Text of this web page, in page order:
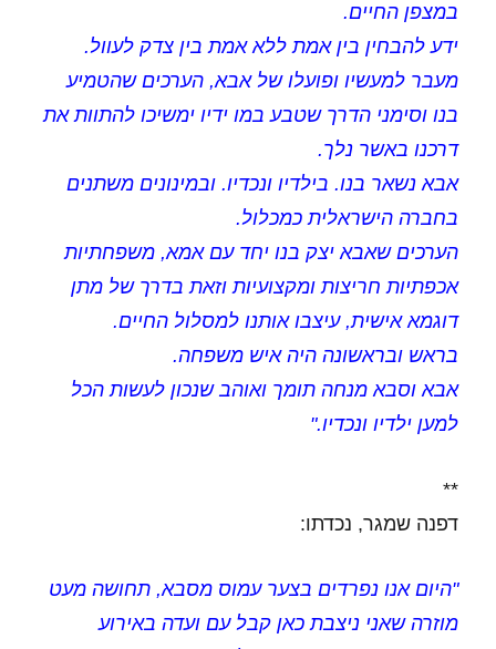
במצפן החיים.
ידע להבחין בין אמת ללא אמת בין צדק לעוול.
מעבר למעשיו ופועלו של אבא, הערכים שהטמיע
בנו וסימני הדרך שטבע במו ידיו ימשיכו להתוות את
דרכנו באשר נלך.
אבא נשאר בנו. בילדיו ונכדיו. ובמינונים משתנים
בחברה הישראלית כמכלול.
הערכים שאבא יצק בנו יחד עם אמא, משפחתיות
אכפתיות חריצות ומקצועיות וזאת בדרך של מתן
דוגמא אישית, עיצבו אותנו למסלול החיים.
בראש ובראשונה היה איש משפחה.
אבא וסבא מנחה תומך ואוהב שנכון לעשות הכל
למען ילדיו ונכדיו."
**
דפנה שמגר, נכדתו:
"היום אנו נפרדים בצער עמוס מסבא, תחושה מעט
מוזרה שאני ניצבת כאן קבל עם ועדה באירוע